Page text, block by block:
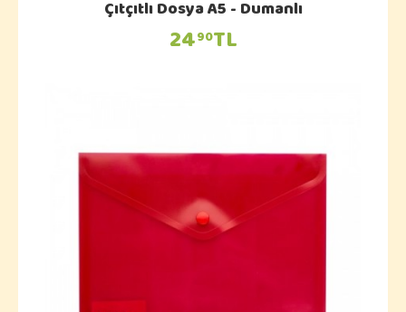
Çıtçıtlı Dosya A5 - Dumanlı
2490TL